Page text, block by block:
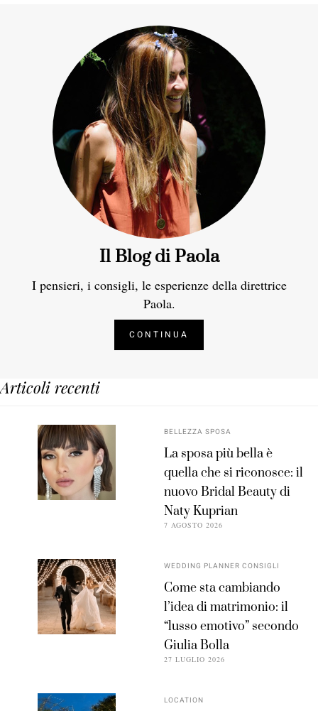
Il Blog di Paola
I pensieri, i consigli, le esperienze della direttrice
Paola.
CONTINUA
Articoli recenti
BELLEZZA SPOSA
La sposa più bella è
quella che si riconosce: il
nuovo Bridal Beauty di
Naty Kuprian
7 AGOSTO 2026
WEDDING PLANNER CONSIGLI
Come sta cambiando
l’idea di matrimonio: il
“lusso emotivo” secondo
Giulia Bolla
27 LUGLIO 2026
LOCATION